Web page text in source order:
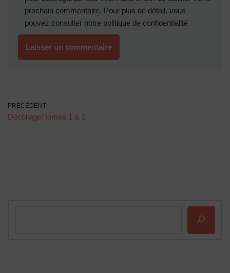
prochain commentaire. Pour plus de détail, vous
pouvez consulter notre politique de confidentialité
PRÉCÉDENT
Décollage! tomes 1 & 2